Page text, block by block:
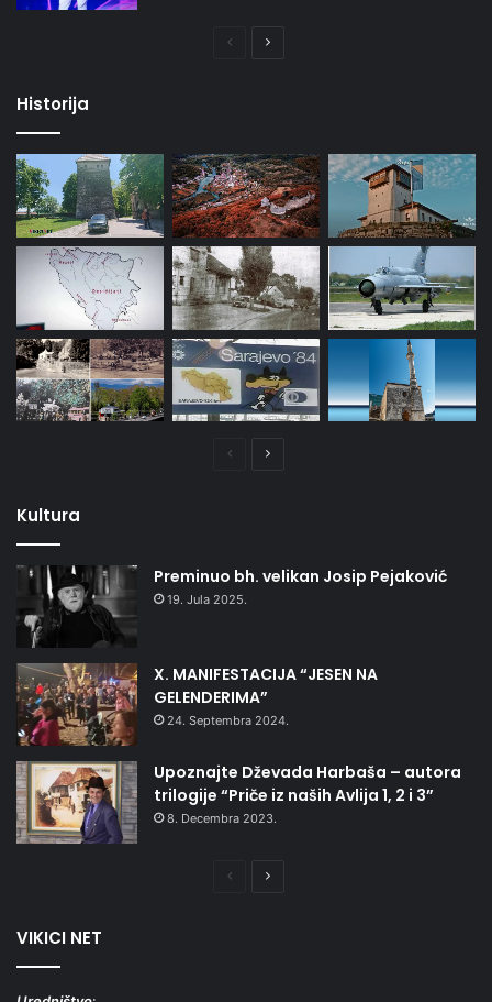
PrethodnaNaredna
Historija
PrethodnaNaredna
Kultura
Preminuo bh. velikan Josip Pejaković
19. Jula 2025.
X. MANIFESTACIJA “JESEN NA
GELENDERIMA”
24. Septembra 2024.
Upoznajte Dževada Harbaša – autora
trilogije “Priče iz naših Avlija 1, 2 i 3”
8. Decembra 2023.
PrethodnaNaredna
VIKICI NET